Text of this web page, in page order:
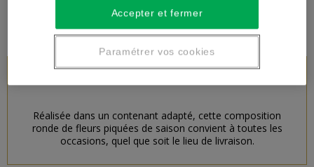
Réalisée dans un contenant adapté, cette composition
ronde de fleurs piquées de saison convient à toutes les
occasions, quel que soit le lieu de livraison.
Accepter et fermer
Paramétrer vos cookies